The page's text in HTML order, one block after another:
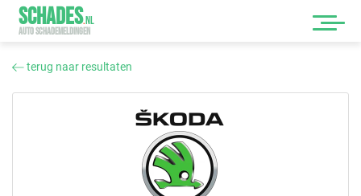
SCHADES.NL
AUTO SCHADEMELDINGEN
terug naar resultaten